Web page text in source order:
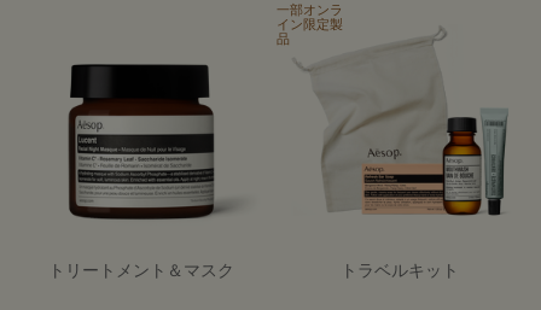
トリートメント＆マスク
一部オンラ
イン限定製
品
トラベルキット